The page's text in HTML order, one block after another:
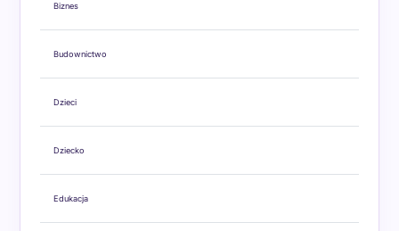
Biznes
Budownictwo
Dzieci
Dziecko
Edukacja